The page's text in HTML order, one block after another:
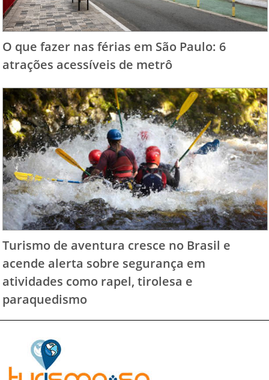
O que fazer nas férias em São Paulo: 6
atrações acessíveis de metrô
Turismo de aventura cresce no Brasil e
acende alerta sobre segurança em
atividades como rapel, tirolesa e
paraquedismo